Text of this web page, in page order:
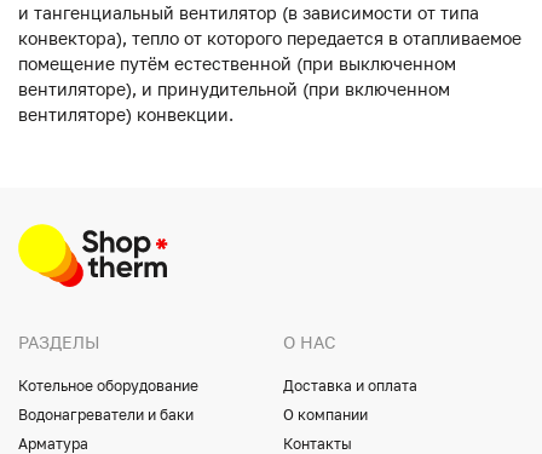
и тангенциальный вентилятор (в зависимости от типа
конвектора), тепло от которого передается в отапливаемое
помещение путём естественной (при выключенном
вентиляторе), и принудительной (при включенном
вентиляторе) конвекции.
РАЗДЕЛЫ
Котельное оборудование
Водонагреватели и баки
Арматура
О НАС
Доставка и оплата
О компании
Контакты